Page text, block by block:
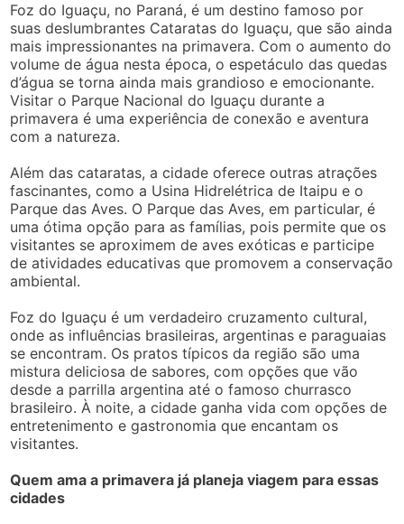
Foz do Iguaçu, no Paraná, é um destino famoso por
suas deslumbrantes Cataratas do Iguaçu, que são ainda
mais impressionantes na primavera. Com o aumento do
volume de água nesta época, o espetáculo das quedas
d’água se torna ainda mais grandioso e emocionante.
Visitar o Parque Nacional do Iguaçu durante a
primavera é uma experiência de conexão e aventura
com a natureza.
Além das cataratas, a cidade oferece outras atrações
fascinantes, como a Usina Hidrelétrica de Itaipu e o
Parque das Aves. O Parque das Aves, em particular, é
uma ótima opção para as famílias, pois permite que os
visitantes se aproximem de aves exóticas e participe
de atividades educativas que promovem a conservação
ambiental.
Foz do Iguaçu é um verdadeiro cruzamento cultural,
onde as influências brasileiras, argentinas e paraguaias
se encontram. Os pratos típicos da região são uma
mistura deliciosa de sabores, com opções que vão
desde a parrilla argentina até o famoso churrasco
brasileiro. À noite, a cidade ganha vida com opções de
entretenimento e gastronomia que encantam os
visitantes.
Quem ama a primavera já planeja viagem para essas
cidades